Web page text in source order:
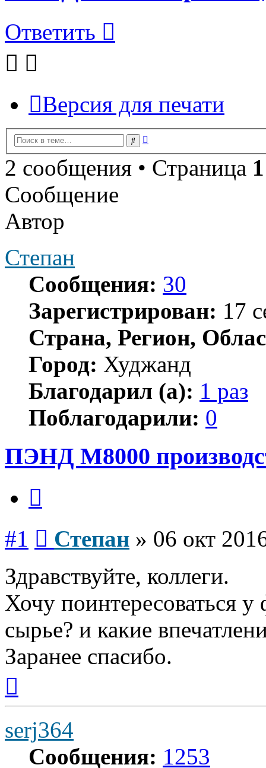
Ответить
Версия для печати
Поиск
2 сообщения • Страница 1
Сообщение
Автор
Степан
Сообщения: 30
Зарегистрирован: 17
Страна, Регион,
Город: Худжанд
Благодарил (а): 1 раз
Поблагодарили: 0
ПЭНД М8000
#1 Степан » 06 окт
Здравствуйте, коллеги.
Хочу поинтересоваться
сырье? и какие
Заранее спасибо.
началу
serj364
Сообщения: 1253